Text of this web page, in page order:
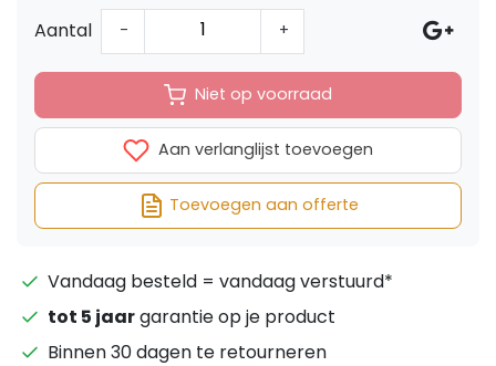
Aantal - +
Niet op voorraad
Aan verlanglijst toevoegen
Toevoegen aan offerte
Vandaag besteld = vandaag verstuurd*
tot 5 jaargarantie op je product
Binnen 30 dagen te retourneren